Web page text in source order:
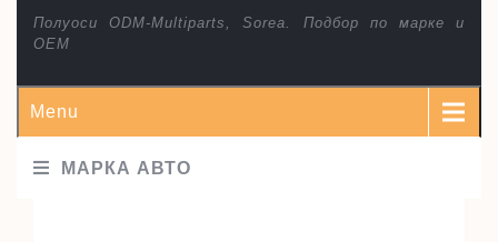
Полуоси ODM-Multiparts, Sorea. Подбор по марке и
ОЕМ
Menu
МАРКА АВТО